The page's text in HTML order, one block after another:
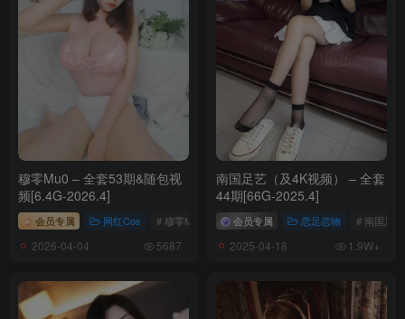
穆零Mu0 – 全套53期&随包视
频[6.4G-2026.4]
会员专属 网红Cos # 穆零Mu0
2026-04-04 5687
南国足艺（及4K视频） – 全套
44期[66G-2025.4]
会员专属 恋足恋物 # 南国足艺
2025-04-18 1.9W+